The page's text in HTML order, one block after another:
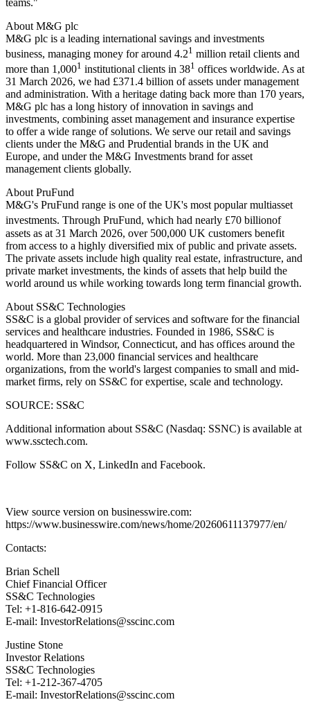
About M&G plc
M&G plc is a leading international savings and investments
business, managing money for around 4.21 million retail clients and
more than 1,0001 institutional clients in 381 offices worldwide. As at
31 March 2026, we had £371.4 billion of assets under management
and administration. With a heritage dating back more than 170 years,
M&G plc has a long history of innovation in savings and
investments, combining asset management and insurance expertise
to offer a wide range of solutions. We serve our retail and savings
clients under the M&G and Prudential brands in the UK and
Europe, and under the M&G Investments brand for asset
management clients globally.
About PruFund
M&G's PruFund range is one of the UK's most popular multiasset
investments. Through PruFund, which had nearly £70 billionof
assets as at 31 March 2026, over 500,000 UK customers benefit
from access to a highly diversified mix of public and private assets.
The private assets include high quality real estate, infrastructure, and
private market investments, the kinds of assets that help build the
world around us while working towards long term financial growth.
About SS&C Technologies
SS&C is a global provider of services and software for the financial
services and healthcare industries. Founded in 1986, SS&C is
headquartered in Windsor, Connecticut, and has offices around the
world. More than 23,000 financial services and healthcare
organizations, from the world's largest companies to small and mid-
market firms, rely on SS&C for expertise, scale and technology.
SOURCE: SS&C
Additional information about SS&C (Nasdaq: SSNC) is available at
www.ssctech.com.
Follow SS&C on X, LinkedIn and Facebook.
View source version on businesswire.com:
https://www.businesswire.com/news/home/20260611137977/en/
Contacts:
Brian Schell
Chief Financial Officer
SS&C Technologies
Tel: +1-816-642-0915
E-mail: InvestorRelations@sscinc.com
Justine Stone
Investor Relations
SS&C Technologies
Tel: +1-212-367-4705
E-mail: InvestorRelations@sscinc.com